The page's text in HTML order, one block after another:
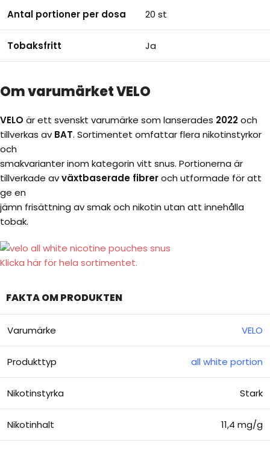
Antal portioner per dosa 20 st
Tobaksfritt Ja
Om varumärket VELO
VELO är ett svenskt varumärke som lanserades 2022och
tillverkas av BAT. Sortimentet omfattar flera nikotinstyrkor
och
smakvarianter inom kategorin vitt snus. Portionerna är
tillverkade avväxtbaserade fibreroch utformade för att
ge en
jämn frisättning av smak och nikotin utan att innehålla
tobak.
Klicka här för hela sortimentet.
FAKTA OM PRODUKTEN
Varumärke VELO
Produkttyp all white portion
Nikotinstyrka Stark
Nikotinhalt 11,4 mg/g